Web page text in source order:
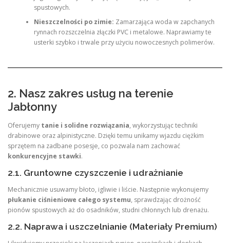
spustowych.
Nieszczelności po zimie: Zamarzająca woda w zapchanych
rynnach rozszczelnia złączki PVC i metalowe. Naprawiamy te
usterki szybko i trwale przy użyciu nowoczesnych polimerów.
2. Nasz zakres usług na terenie
Jabłonny
Oferujemy tanie i solidne rozwiązania, wykorzystując techniki
drabinowe oraz alpinistyczne. Dzięki temu unikamy wjazdu ciężkim
sprzętem na zadbane posesje, co pozwala nam zachować
konkurencyjne stawki.
2.1. Gruntowne czyszczenie i udrażnianie
Mechanicznie usuwamy błoto, igliwie i liście. Następnie wykonujemy
płukanie ciśnieniowe całego systemu, sprawdzając drożność
pionów spustowych aż do osadników, studni chłonnych lub drenażu.
2.2. Naprawa i uszczelnianie (Materiały Premium)